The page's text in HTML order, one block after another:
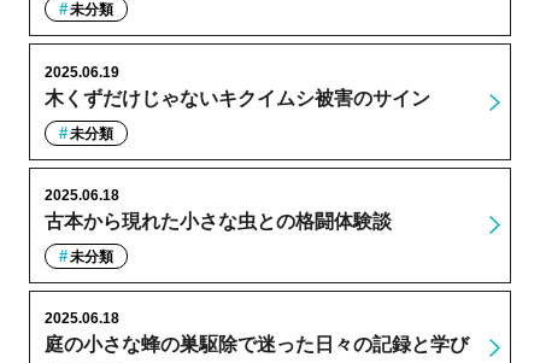
未分類
木くずだけじゃないキクイムシ被害のサイン
2025.06.19
未分類
古本から現れた小さな虫との格闘体験談
2025.06.18
未分類
庭の小さな蜂の巣駆除で迷った日々の記録と学び
2025.06.18